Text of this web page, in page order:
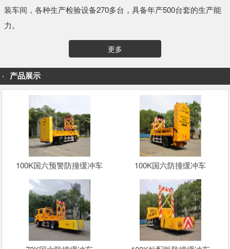
装车间，各种生产检验设备270多台，具备年产500台套的生产能
力。
更多
产品展示
100K国六预警防撞缓冲车 100K国六防撞缓冲车